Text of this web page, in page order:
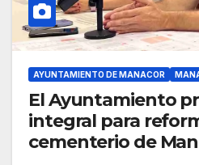
AYUNTAMIENTO DE MANACOR
El Ayuntamiento
integral para
cementerio de